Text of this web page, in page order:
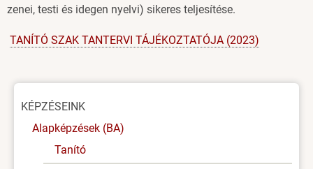
zenei, testi és idegen nyelvi) sikeres teljesítése.
TANÍTÓ SZAK TANTERVI TÁJÉKOZTATÓJA (2023)
Oldal
KÉPZÉSEINK
Alapképzések (BA)
Tanító